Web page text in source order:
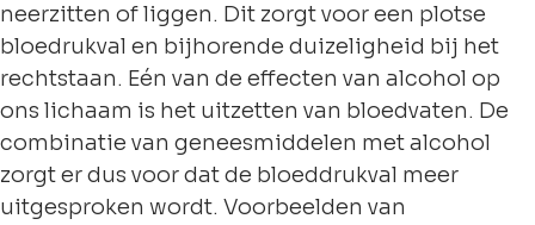
neerzitten of liggen. Dit zorgt voor een plotse
bloedrukval en bijhorende duizeligheid bij het
rechtstaan. Eén van de effecten van alcohol op
ons lichaam is het uitzetten van bloedvaten. De
combinatie van geneesmiddelen met alcohol
zorgt er dus voor dat de bloeddrukval meer
uitgesproken wordt. Voorbeelden van